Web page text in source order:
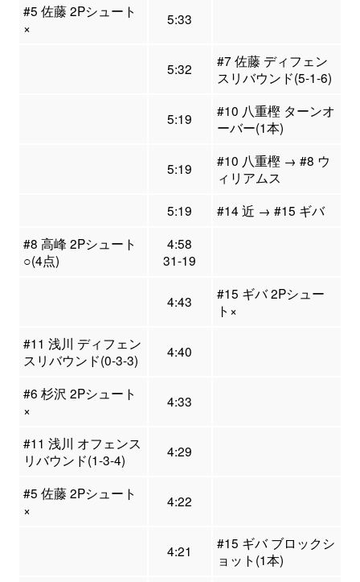
#5 佐藤 2Pシュート
×
5:33
5:32
#7 佐藤 ディフェン
スリバウンド(5-1-6)
5:19
#10 八重樫 ターンオ
ーバー(1本)
5:19
#10 八重樫 → #8 ウ
ィリアムス
5:19
#14 近 → #15 ギバ
#8 高峰 2Pシュート
○(4点)
4:58
31-19
4:43
#15 ギバ 2Pシュー
ト×
#11 浅川 ディフェン
スリバウンド(0-3-3)
4:40
#6 杉沢 2Pシュート
×
4:33
#11 浅川 オフェンス
リバウンド(1-3-4)
4:29
#5 佐藤 2Pシュート
×
4:22
4:21
#15 ギバ ブロックシ
ョット(1本)